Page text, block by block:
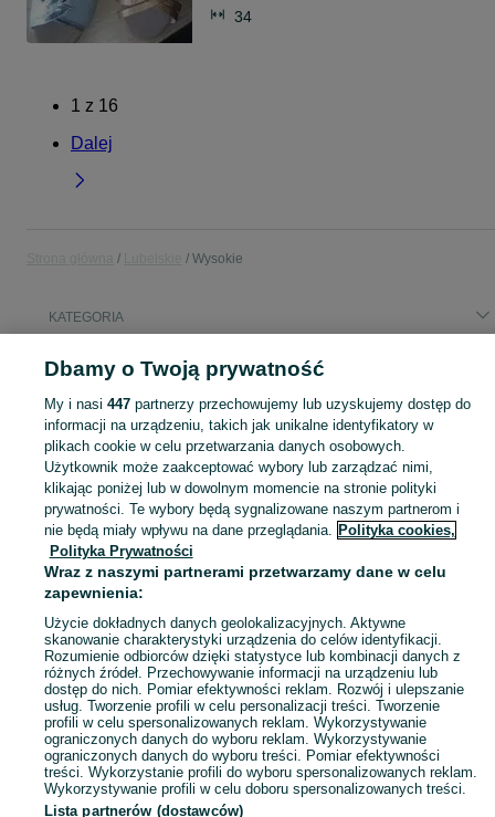
34
1 z 16
Dalej
Wysokie
KATEGORIA
Popularne wyszukiwania
volvo
Skorzystaj z największego serwisu ogłoszeniowego - Wysokie i okolice! Kupuj to, czego pragniesz i sprzedawaj to, czego już nie potrzebujesz! Zobacz
Mapa kategorii
Mapa miejscowości
Mapa ministron
Popularne wyszukiwania
Dbamy o Twoją prywatność
My i nasi 447partnerzy przechowujemy lub uzyskujemy dostęp do
informacji na urządzeniu, takich jak unikalne identyfikatory w
plikach cookie w celu przetwarzania danych osobowych.
Użytkownik może zaakceptować wybory lub zarządzać nimi,
klikając poniżej lub w dowolnym momencie na stronie polityki
prywatności. Te wybory będą sygnalizowane naszym partnerom i
nie będą miały wpływu na dane przeglądania. Polityka cookies,
Polityka Prywatności
Wraz z naszymi partnerami przetwarzamy dane w celu
zapewnienia:
Użycie dokładnych danych geolokalizacyjnych. Aktywne
skanowanie charakterystyki urządzenia do celów identyfikacji.
Rozumienie odbiorców dzięki statystyce lub kombinacji danych z
różnych źródeł. Przechowywanie informacji na urządzeniu lub
dostęp do nich. Pomiar efektywności reklam. Rozwój i ulepszanie
usług. Tworzenie profili w celu personalizacji treści. Tworzenie
profili w celu spersonalizowanych reklam. Wykorzystywanie
ograniczonych danych do wyboru reklam. Wykorzystywanie
ograniczonych danych do wyboru treści. Pomiar efektywności
treści. Wykorzystanie profili do wyboru spersonalizowanych reklam.
Wykorzystywanie profili w celu doboru spersonalizowanych treści.
Lista partnerów (dostawców)